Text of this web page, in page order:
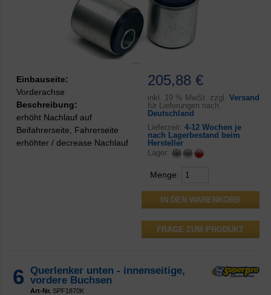
205,88 €
inkl. 19 % MwSt. zzgl. Versand
für Lieferungen nach
Deutschland
Lieferzeit: 4-12 Wochen je
nach Lagerbestand beim
Hersteller
Lager:
Menge:
FRAGE ZUM PRODUKT
Einbauseite:
Vorderachse
Beschreibung:
erhöht Nachlauf auf
Beifahrerseite, Fahrerseite
erhöhter / decrease Nachlauf
6
Querlenker unten - innenseitige,
vordere Buchsen
Art-Nr. SPF1870K